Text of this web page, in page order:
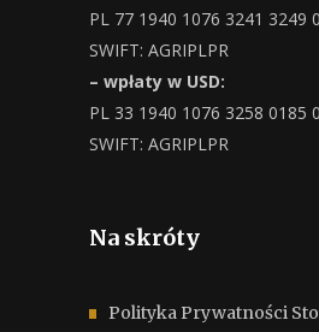
PL 77 1940 1076 3241 3249
SWIFT: AGRIPLPR
– wpłaty w USD:
PL 33 1940 1076 3258 0185
SWIFT: AGRIPLPR
Na skróty
Polityka Prywatności